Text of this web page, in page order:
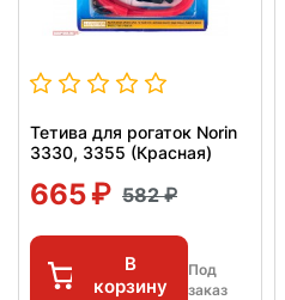
Тетива для рогаток Norin
3330, 3355 (Красная)
665 582
В
корзину
Под
заказ